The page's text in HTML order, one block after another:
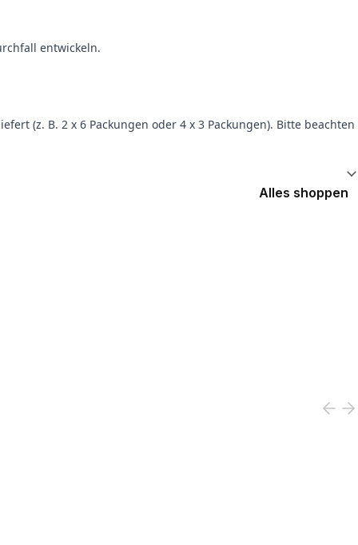
entwickeln.
(z. B. 2 x 6 Packungen oder 4 x 3 Packungen). Bitte beachten
Alles shoppen